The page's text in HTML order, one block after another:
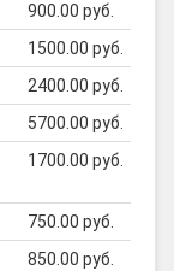
900.00 руб.
1500.00 руб.
2400.00 руб.
5700.00 руб.
1700.00 руб.
750.00 руб.
850.00 руб.